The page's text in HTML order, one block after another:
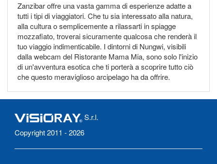
Zanzibar offre una vasta gamma di esperienze adatte a
tutti i tipi di viaggiatori. Che tu sia interessato alla natura,
alla cultura o semplicemente a rilassarti in spiagge
mozzafiato, troverai sicuramente qualcosa che renderà il
tuo viaggio indimenticabile. I dintorni di Nungwi, visibili
dalla webcam del Ristorante Mama Mia, sono solo l'inizio
di un'avventura esotica che ti porterà a scoprire tutto ciò
che questo meraviglioso arcipelago ha da offrire.
S.r.l.
Copyright 2011 - 2026